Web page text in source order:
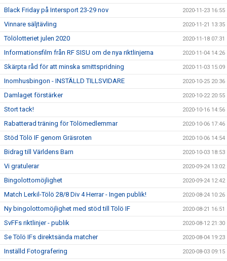
Black Friday på Intersport 23-29 nov 2020-11-23 16:55
Vinnare säljtävling 2020-11-21 13:35
Tölölotteriet julen 2020 2020-11-18 07:31
Informationsfilm från RF SISU om de nya riktlinjerna 2020-11-04 14:26
Skärpta råd för att minska smittspridning 2020-11-03 15:09
Inomhusbingon - INSTÄLLD TILLSVIDARE 2020-10-25 20:36
Damlaget förstärker 2020-10-22 20:55
Stort tack! 2020-10-16 14:56
Rabatterad träning för Tölömedlemmar 2020-10-06 17:46
Stöd Tölö IF genom Gräsroten 2020-10-06 14:54
Bidrag till Världens Barn 2020-10-03 18:53
Vi gratulerar 2020-09-24 13:02
Bingolottomöjlighet 2020-09-24 12:42
Match Lerkil-Tölö 28/8 Div 4 Herrar - Ingen publik! 2020-08-24 10:26
Ny bingolottomöjlighet med stöd till Tölö IF 2020-08-21 16:51
SvFFs riktlinjer - publik 2020-08-12 21:30
Se Tölö IFs direktsända matcher 2020-08-04 19:23
Inställd Fotografering 2020-08-03 09:15